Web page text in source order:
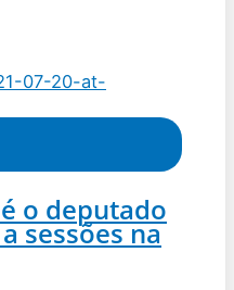
o deputado
sessões na